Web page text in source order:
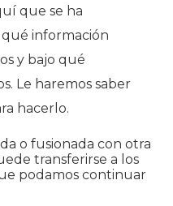
que se ha
información
y bajo qué
Le haremos saber
hacerlo.
o fusionada con otra
transferirse a los
podamos continuar